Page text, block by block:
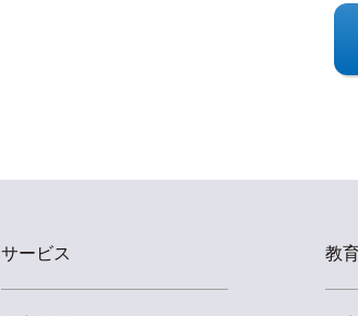
サービス 教